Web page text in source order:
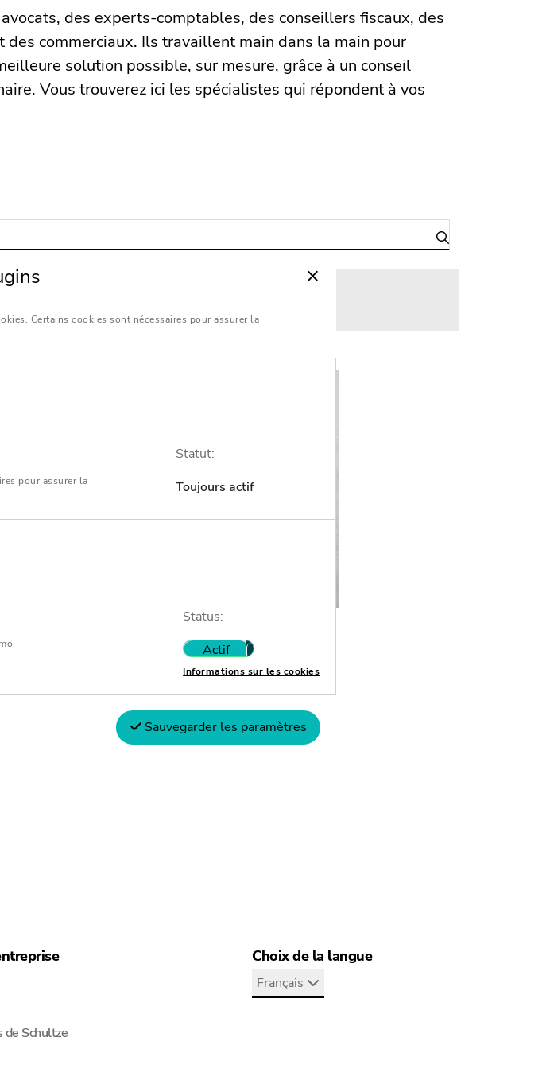
des experts-comptables, des conseillers fiscaux, des
commerciaux. Ils travaillent main dans la main pour
solution possible, sur mesure, grâce à un conseil
Vous trouverez ici les spécialistes qui répondent à vos
Jonas Siegel
Allemagne)
+49 (0)7841 708-400
de Schultze
Choix de la langue
Français
Certains cookies sont nécessaires pour assurer la
pour assurer la
Statut:
Toujours actif
Status:
Actif
Inactif
Informations sur les cookies
Sauvegarder les paramètres